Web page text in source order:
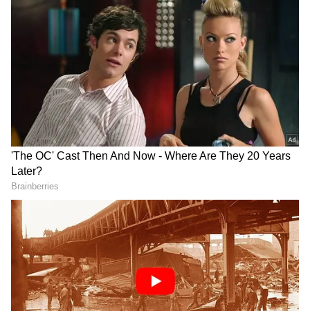
అందుకే తల్లిదండ్రులు ఎప్పుడూ కూడా పిల్లలతో
సానుకూలంగా ఉండాలి. అలాగే వారికి మంచి చెడుల
గురించి చెప్పాలి. మంచి చెడుల మధ్య వ్యత్యాసాన్ని
అర్థమయ్యేలా వివరించి మంచి మనుషులుగా ఎదిగేలా
ప్రేరేపించాలి. పిల్లల్లో మంచి అలవాట్లను అవలంబించడానికి
తల్లిదండ్రులు కూడా మంచి ఉదాహరణలు ఇవ్వాలి.
ఏదేమైనా తల్లిదండ్రుల ప్రవర్తణను చూసే పిల్లలు
నేర్చుకుంటారు. అందుకే పిల్లలకు మంచి అలవాట్లను
నేర్పడానికి తల్లిదండ్రులు ఏం చేయాలో ఇప్పుడు
తెలుసుకుందాం పదండి.